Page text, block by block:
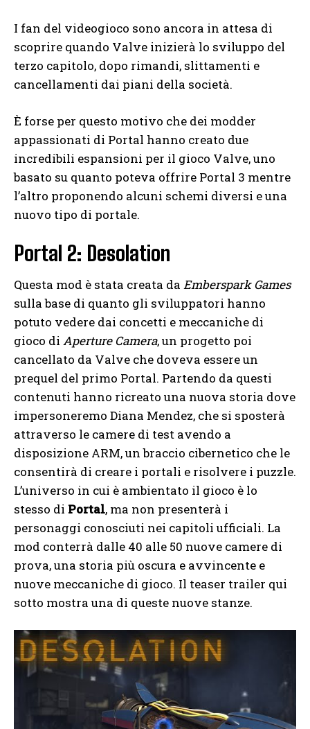
I fan del videogioco sono ancora in attesa di
scoprire quando Valve inizierà lo sviluppo del
terzo capitolo, dopo rimandi, slittamenti e
cancellamenti dai piani della società.
È forse per questo motivo che dei modder
appassionati di Portal hanno creato due
incredibili espansioni per il gioco Valve, uno
basato su quanto poteva offrire Portal 3 mentre
l’altro proponendo alcuni schemi diversi e una
nuovo tipo di portale.
Portal 2: Desolation
Questa mod è stata creata da Emberspark Games
sulla base di quanto gli sviluppatori hanno
potuto vedere dai concetti e meccaniche di
gioco di Aperture Camera, un progetto poi
cancellato da Valve che doveva essere un
prequel del primo Portal. Partendo da questi
contenuti hanno ricreato una nuova storia dove
impersoneremo Diana Mendez, che si sposterà
attraverso le camere di test avendo a
disposizione ARM, un braccio cibernetico che le
consentirà di creare i portali e risolvere i puzzle.
L’universo in cui è ambientato il gioco è lo
stesso di Portal, ma non presenterà i
personaggi conosciuti nei capitoli ufficiali. La
mod conterrà dalle 40 alle 50 nuove camere di
prova, una storia più oscura e avvincente e
nuove meccaniche di gioco. Il teaser trailer qui
sotto mostra una di queste nuove stanze.